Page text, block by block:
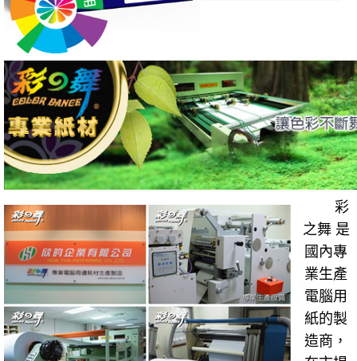
彩
之舞 是
國內專
業生產
電腦用
紙的製
造商，